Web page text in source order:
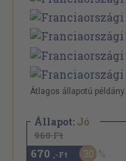
Átlagos állapotú példány.
Állapot: Jó
960 Ft
670 ,-Ft 30